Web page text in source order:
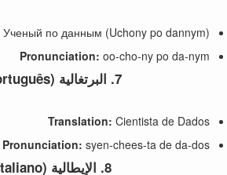
Ученый по данным (Uchony po dannym)
Pronunciation: oo-cho-ny po da-nym
7. البرتغالية (Português)
Translation: Cientista de Dados
Pronunciation: syen-chees-ta de da-dos
8. الإيطالية (Italiano)